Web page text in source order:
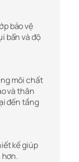
bảo vệ
bẩn và độ
môi chất
và thân
đến tầng
kế giúp